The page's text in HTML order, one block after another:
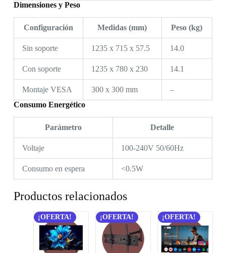
Dimensiones y Peso
Configuración Medidas (mm) Peso (kg)
Sin soporte 1235 x 715 x 57.5 14.0
Con soporte 1235 x 780 x 230 14.1
Montaje VESA 300 x 300 mm
–
Consumo Energético
Parámetro Detalle
Voltaje 100-240V 50/60Hz
Consumo en espera <0.5W
Productos relacionados
¡OFERTA! ¡OFERTA! ¡OFERTA!